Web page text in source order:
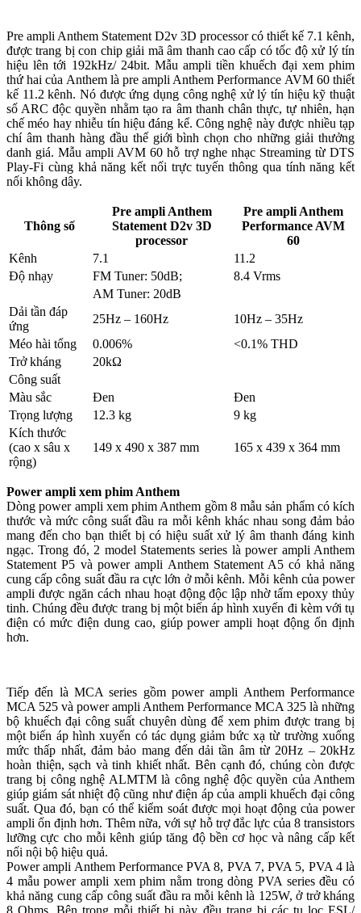
Pre ampli Anthem Statement D2v 3D processor có thiết kế 7.1 kênh,
được trang bị con chip giải mã âm thanh cao cấp có tốc độ xử lý tín
hiệu lên tới 192kHz/ 24bit. Mẫu ampli tiền khuếch đại xem phim
thứ hai của Anthem là pre ampli Anthem Performance AVM 60 thiết
kế 11.2 kênh. Nó được ứng dụng công nghệ xử lý tín hiệu kỹ thuật
số ARC độc quyền nhằm tạo ra âm thanh chân thực, tự nhiên, hạn
chế méo hay nhiễu tín hiệu đáng kể. Công nghệ này được nhiều tạp
chí âm thanh hàng đầu thế giới bình chọn cho những giải thưởng
danh giá. Mẫu ampli AVM 60 hỗ trợ nghe nhạc Streaming từ DTS
Play-Fi cùng khả năng kết nối trực tuyến thông qua tính năng kết
nối không dây.
Thông số
Pre ampli Anthem
Statement D2v 3D
processor
Pre ampli Anthem
Performance AVM
60
Kênh
7.1
11.2
Độ nhạy
FM Tuner: 50dB;
8.4 Vrms
AM Tuner: 20dB
Dải tần đáp
ứng
25Hz – 160Hz
10Hz – 35Hz
Méo hài tổng
0.006%
<0.1% THD
Trở kháng
20kΩ
Công suất
Màu sắc
Đen
Đen
Trọng lượng
12.3 kg
9 kg
Kích thước
(cao x sâu x
rộng)
149 x 490 x 387 mm 165 x 439 x 364 mm
Power ampli xem phim Anthem
Dòng power ampli xem phim Anthem gồm 8 mẫu sản phẩm có kích
thước và mức công suất đầu ra mỗi kênh khác nhau song đảm bảo
mang đến cho bạn thiết bị có hiệu suất xử lý âm thanh đáng kinh
ngạc. Trong đó, 2 model Statements series là power ampli Anthem
Statement P5 và power ampli Anthem Statement A5 có khả năng
cung cấp công suất đầu ra cực lớn ở mỗi kênh. Mỗi kênh của power
ampli được ngăn cách nhau hoạt động độc lập nhờ tấm epoxy thủy
tinh. Chúng đều được trang bị một biến áp hình xuyến đi kèm với tụ
điện có mức điện dung cao, giúp power ampli hoạt động ổn định
hơn.
Tiếp đến là MCA series gồm power ampli Anthem Performance
MCA 525 và power ampli Anthem Performance MCA 325 là những
bộ khuếch đại công suất chuyên dùng để xem phim được trang bị
một biến áp hình xuyến có tác dụng giảm bức xạ từ trường xuống
mức thấp nhất, đảm bảo mang đến dải tần âm từ 20Hz – 20kHz
hoàn thiện, sạch và tinh khiết nhất. Bên cạnh đó, chúng còn được
trang bị công nghệ ALMTM là công nghệ độc quyền của Anthem
giúp giám sát nhiệt độ cũng như điện áp của ampli khuếch đại công
suất. Qua đó, bạn có thể kiểm soát được mọi hoạt động của power
ampli ổn định hơn. Thêm nữa, với sự hỗ trợ đắc lực của 8 transistors
lưỡng cực cho mỗi kênh giúp tăng độ bền cơ học và nâng cấp kết
nối nội bộ hiệu quả.
Power ampli Anthem Performance PVA 8, PVA 7, PVA 5, PVA 4 là
4 mẫu power ampli xem phim nằm trong dòng PVA series đều có
khả năng cung cấp công suất đầu ra mỗi kênh là 125W, ở trở kháng